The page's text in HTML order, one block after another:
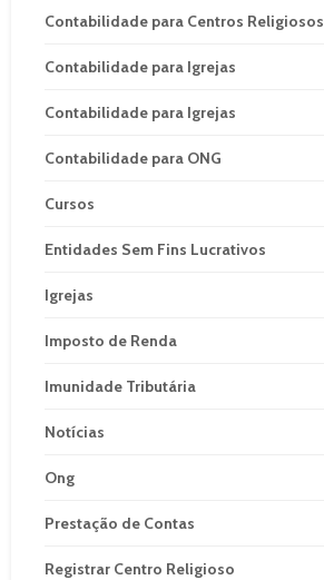
Contabilidade para Centros Religiosos
Contabilidade para Igrejas
Contabilidade para Igrejas
Contabilidade para ONG
Cursos
Entidades Sem Fins Lucrativos
Igrejas
Imposto de Renda
Imunidade Tributária
Notícias
Ong
Prestação de Contas
Registrar Centro Religioso